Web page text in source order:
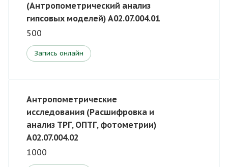
(Антропометрический анализ
гипсовых моделей) A02.07.004.01
500
Запись онлайн
Антропометрические
исследования (Расшифровка и
анализ ТРГ, ОПТГ, фотометрии)
A02.07.004.02
1000